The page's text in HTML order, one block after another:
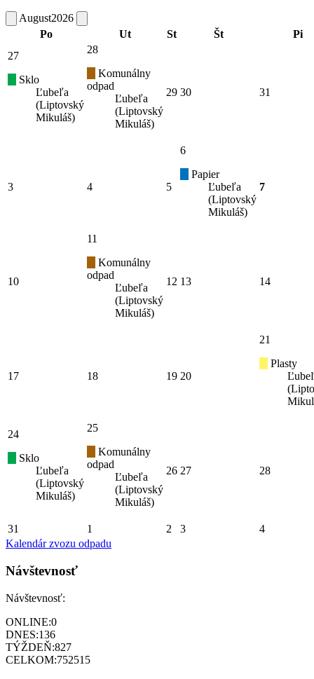
August2026
Po
Ut St Št
Pi
27
Sklo
Ľubeľa
(Liptovský
Mikuláš)
28
Komunálny
odpad
Ľubeľa
(Liptovský
Mikuláš)
29 30 31
3 4 5
6
Papier
Ľubeľa
(Liptovský
Mikuláš)
7
10
11
Komunálny
odpad
Ľubeľa
(Liptovský
Mikuláš)
12 13 14
17 18 19 20
21
Plasty
24
Sklo
Ľubeľa
(Liptovský
Mikuláš)
25
Komunálny
odpad
Ľubeľa
(Liptovský
Mikuláš)
26 27 28
31 1 2 3
4
Kalendár zvozu odpadu
Návštevnosť
Návštevnosť:
ONLINE:0
DNES:136
TÝŽDEŇ:827
CELKOM:752515